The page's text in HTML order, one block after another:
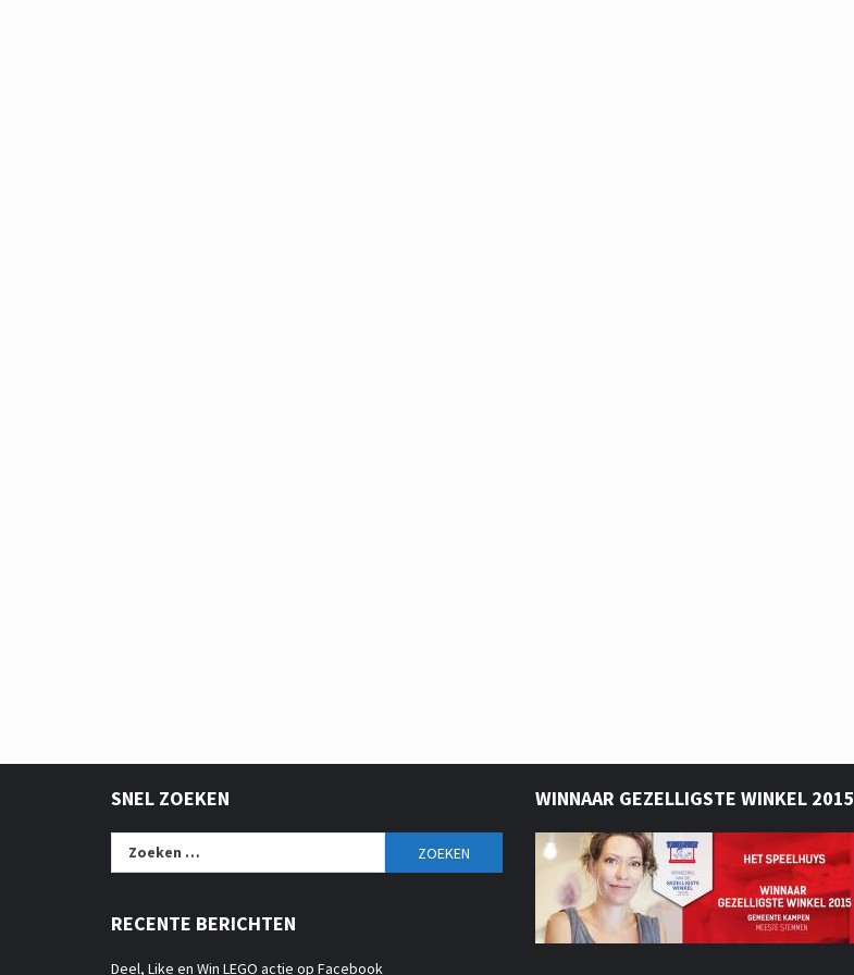
SNEL ZOEKEN
Zoeken
RECENTE BERICHTEN
Deel, Like en Win LEGO actie op Facebook
WINNAAR GEZELLIGSTE WINKEL 2015